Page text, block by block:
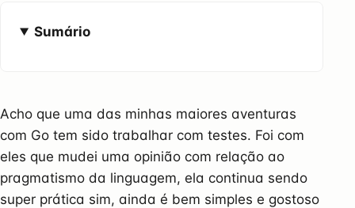
Sumário
Acho que uma das minhas maiores aventuras
com Go tem sido trabalhar com testes. Foi com
eles que mudei uma opinião com relação ao
pragmatismo da linguagem, ela continua sendo
super prática sim, ainda é bem simples e gostoso